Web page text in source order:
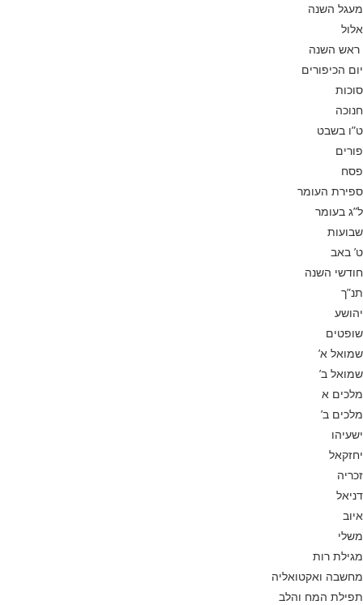
מעגל השנה
אלול
ראש השנה
יום הכיפורים
סוכות
חנוכה
ט”ו בשבט
פורים
פסח
ספירת העומר
ל”ג בעומר
שבועות
ט’ באב
חודשי השנה
תנ”ך
יהושע
שופטים
שמואל א’
שמואל ב’
מלכים א
מלכים ב’
ישעיהו
יחזקאל
זכריה
דניאל
איוב
משלי
מגילת רות
מחשבה ואקטואליה
תפילת המח והלב